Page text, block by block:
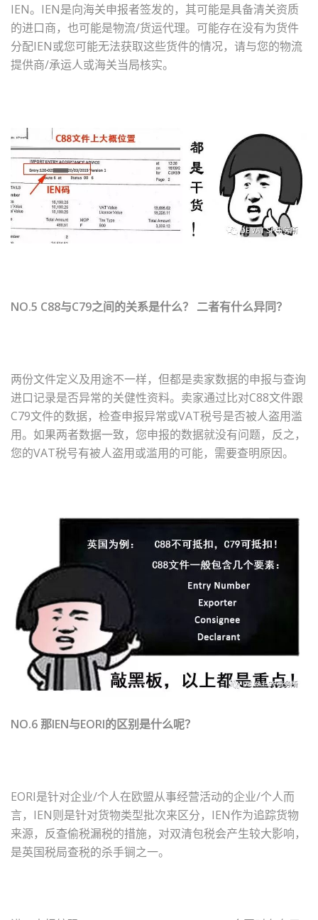
IEN。IEN是向海关申报者签发的，其可能是具备清关资质
的进口商，也可能是物流/货运代理。可能存在没有为货件
分配IEN或您可能无法获取这些货件的情况，请与您的物流
提供商/承运人或海关当局核实。
NO.5 C88与C79之间的关系是什么？ 二者有什么异同？
两份文件定义及用途不一样，但都是卖家数据的申报与查询
进口记录是否异常的关健性资料。卖家通过比对C88文件跟
C79文件的数据，检查申报异常或VAT税号是否被人盗用滥
用。如果两者数据一致，您申报的数据就没有问题，反之，
您的VAT税号有被人盗用或滥用的可能，需要查明原因。
NO.6 那IEN与EORI的区别是什么呢？
EORI是针对企业/个人在欧盟从事经营活动的企业/个人而
言，IEN则是针对货物类型批次来区分，IEN作为追踪货物
来源，反查偷税漏税的措施，对双清包税会产生较大影响，
是英国税局查税的杀手锏之一。